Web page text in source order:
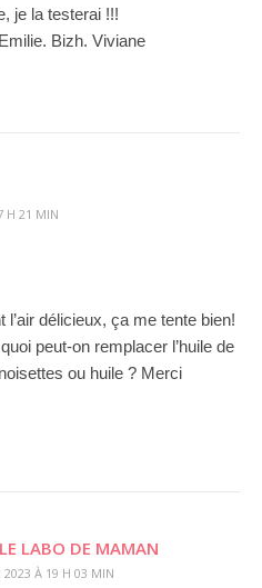
je la testerai !!!
Bizh. Viviane
H 21 MIN
l’air délicieux, ça me tente bien!
peut-on remplacer l’huile de
ou huile ? Merci
LABO DE MAMAN
2023 À 19 H 03 MIN